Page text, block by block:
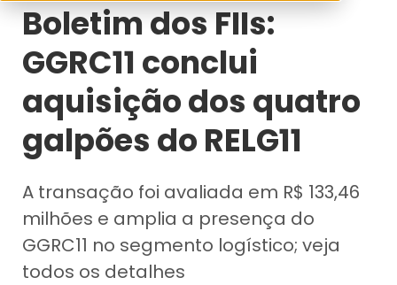
Boletim dos FIIs:
GGRC11 conclui
aquisição dos quatro
galpões do RELG11
A transação foi avaliada em R$ 133,46
milhões e amplia a presença do
GGRC11 no segmento logístico; veja
todos os detalhes